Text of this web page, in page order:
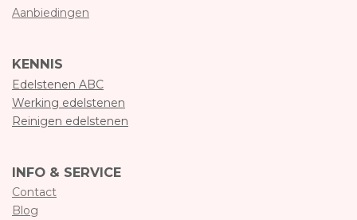
Aanbiedingen
KENNIS
Edelstenen ABC
Werking edelstenen
Reinigen edelstenen
INFO & SERVICE
Contact
Blog